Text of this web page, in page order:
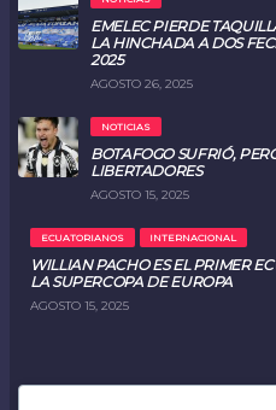
EMELEC PIERDE
LA HINCHADA A DOS
2025
AGOSTO 26, 2025
NOTICIAS
BOTAFOGO SUFRIÓ,
LIBERTADORES
AGOSTO 15, 2025
ECUATORIANOS INTERNACIONAL
WILLIAN PACHO ES EL PRIMER
LA SUPERCOPA DE EUROPA
AGOSTO 15, 2025